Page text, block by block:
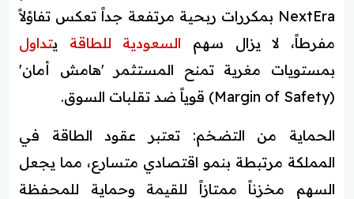
NextEra بمكررات ربحية مرتفعة جداً تعكس تفاؤلاً
مفرطاً، لا يزال سهم السعودية للطاقة يتداول
بمستويات مغرية تمنح المستثمر 'هامش أمان'
(Margin of Safety) قوياً ضد تقلبات السوق.
الحماية من التضخم: تعتبر عقود الطاقة في
المملكة مرتبطة بنمو اقتصادي متسارع، مما يجعل
السهم مخزناً ممتازاً للقيمة وحماية للمحفظة